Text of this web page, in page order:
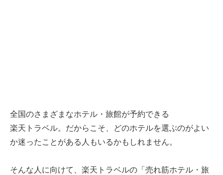
全国のさまざまなホテル・旅館が予約できる
楽天トラベル。だからこそ、どのホテルを選ぶのがよい
か迷ったことがある人もいるかもしれません。
そんな人に向けて、 楽天トラベルの「売れ筋ホテル・旅